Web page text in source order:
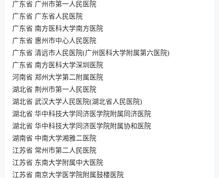
广东省 广州市第一人民医院
广东省 广东省人民医院
广东省 南方医科大学南方医院
广东省 惠州市中心人民医院
广东省 清远市人民医院(广州医科大学附属第六医院)
广东省 南方医科大学深圳医院
河南省 郑州大学第二附属医院
湖北省 荆州市第一人民医院
湖北省 武汉大学人民医院(湖北省人民医院)
湖北省 华中科技大学同济医学院附属同济医院
湖北省 华中科技大学同济医学院附属协和医院
湖南省 中南大学湘雅二医院
江苏省 常州市第二人民医院
江苏省 东南大学附属中大医院
江苏省 南京大学医学院附属鼓楼医院